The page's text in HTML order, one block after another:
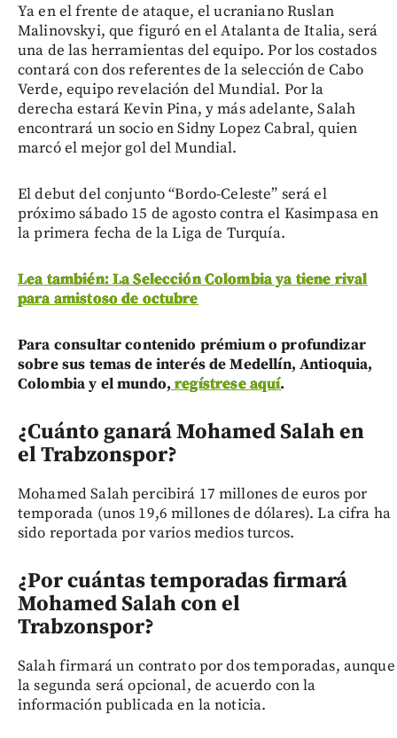
Ya en el frente de ataque, el ucraniano Ruslan
Malinovskyi, que figuró en el Atalanta de Italia, será
una de las herramientas del equipo. Por los costados
contará con dos referentes de la selección de Cabo
Verde, equipo revelación del Mundial. Por la
derecha estará Kevin Pina, y más adelante, Salah
encontrará un socio en Sidny Lopez Cabral, quien
marcó el mejor gol del Mundial.
El debut del conjunto “Bordo-Celeste” será el
próximo sábado 15 de agosto contra el Kasimpasa en
la primera fecha de la Liga de Turquía.
Lea también: La Selección Colombia ya tiene rival
para amistoso de octubre
Para consultar contenido prémium o profundizar
sobre sus temas de interés de Medellín, Antioquia,
Colombia y el mundo, regístrese aquí.
¿Cuánto ganará Mohamed Salah en
el Trabzonspor?
Mohamed Salah percibirá 17 millones de euros por
temporada (unos 19,6 millones de dólares). La cifra ha
sido reportada por varios medios turcos.
¿Por cuántas temporadas firmará
Mohamed Salah con el
Trabzonspor?
Salah firmará un contrato por dos temporadas, aunque
la segunda será opcional, de acuerdo con la
información publicada en la noticia.